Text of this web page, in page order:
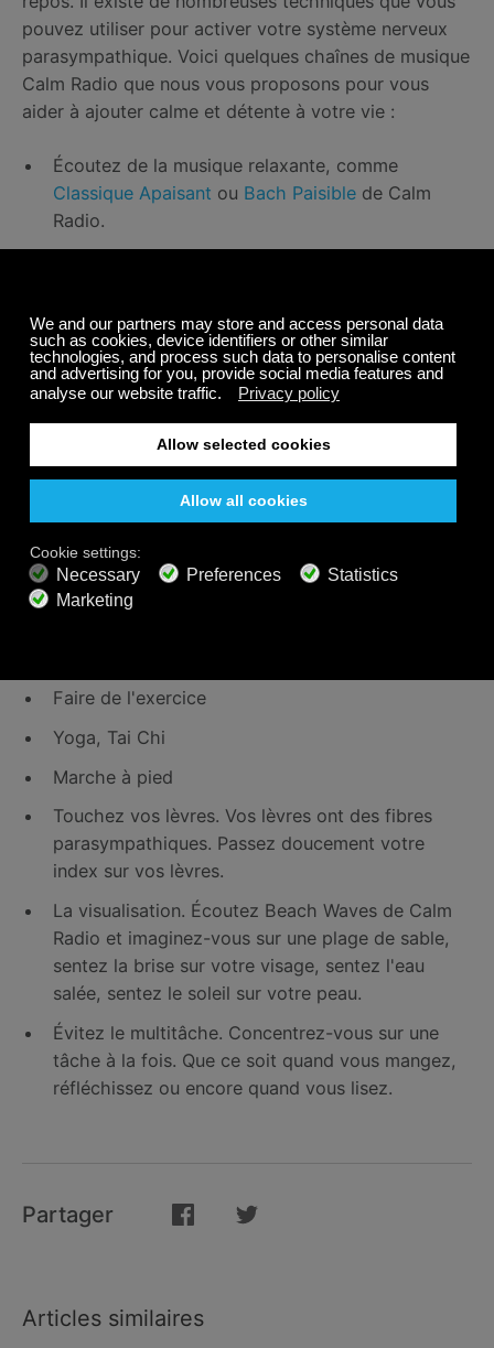
pouvez utiliser pour activer votre système nerveux
parasympathique. Voici quelques chaînes de musique
Calm Radio que nous vous proposons pour vous
aider à ajouter calme et détente à votre vie :
Écoutez de la musique relaxante, comme
Classique Apaisant ou Bach Paisible de Calm
Radio.
notre canal de Méditation Binaurale. Cette
dernière est conçue thérapeutiquement pour
aider à ralentir votre esprit et à favoriser un
rythme cardiaque lent pour un état calme et
détendu.
Suggestions pour Activer votre
Parasympathique
Faire de l'exercice
Yoga, Tai Chi
Marche à pied
Touchez vos lèvres. Vos lèvres ont des fibres
parasympathiques. Passez doucement votre
index sur vos lèvres.
La visualisation. Écoutez Beach Waves de Calm
Radio et imaginez-vous sur une plage de sable,
sentez la brise sur votre visage, sentez l'eau
salée, sentez le soleil sur votre peau.
Évitez le multitâche. Concentrez-vous sur une
tâche à la fois. Que ce soit quand vous mangez,
réfléchissez ou encore quand vous lisez.
Partager
Articles similaires